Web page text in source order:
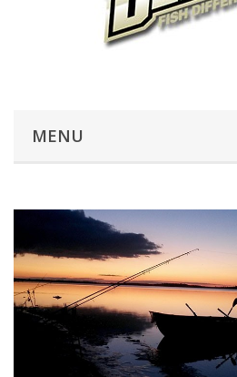
MENU